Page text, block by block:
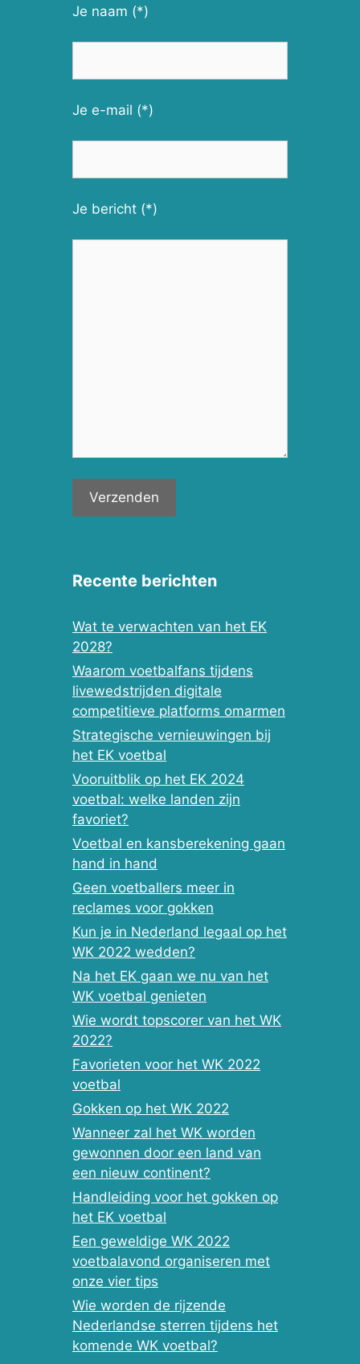
Je naam (*)
Je e-mail (*)
Je bericht (*)
Recente berichten
Wat te verwachten van het EK
2028?
Waarom voetbalfans tijdens
livewedstrijden digitale
competitieve platforms omarmen
Strategische vernieuwingen bij
het EK voetbal
Vooruitblik op het EK 2024
voetbal: welke landen zijn
favoriet?
Voetbal en kansberekening gaan
hand in hand
Geen voetballers meer in
reclames voor gokken
Kun je in Nederland legaal op het
WK 2022 wedden?
Na het EK gaan we nu van het
WK voetbal genieten
Wie wordt topscorer van het WK
2022?
Favorieten voor het WK 2022
voetbal
Gokken op het WK 2022
Wanneer zal het WK worden
gewonnen door een land van
een nieuw continent?
Handleiding voor het gokken op
het EK voetbal
Een geweldige WK 2022
voetbalavond organiseren met
onze vier tips
Wie worden de rijzende
Nederlandse sterren tijdens het
komende WK voetbal?